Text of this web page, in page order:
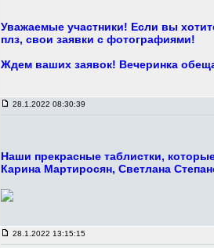
Уважаемые участники! Если вы
плз, свои заявки с фотографиями!
Ждем ваших заявок! Вечеринка
28.1.2022 08:30:39
Наши прекрасные таблистки,
Карина Мартиросян, Светлана
28.1.2022 13:15:15